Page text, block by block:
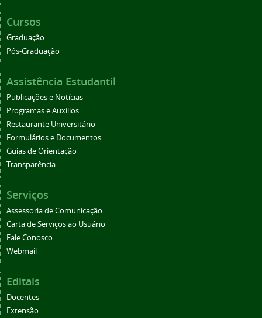
Cursos
Graduação
Pós-Graduação
Assistência Estudantil
Publicações e Notícias
Programas e Auxílios
Restaurante Universitário
Formulários e Documentos
Guias de Orientação
Transparência
Serviços
Assessoria de Comunicação
Carta de Serviços ao Usuário
Fale Conosco
Webmail
Editais
Docentes
Extensão